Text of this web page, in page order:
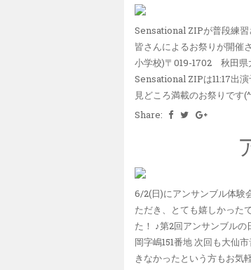
Sensational ZIPが普段練習
皆さんによるお祭りが開催
小学校)〒019-1702 秋田県
Sensational ZIPは11:17出
見どころ満載のお祭りです
Share:
6/2(日)にアンサンブル体験
ただき、とても嬉しかった
た！ ♪第2回アンサンブル
岡字嶋151番地 次回も大仙
きなかったという方もお気